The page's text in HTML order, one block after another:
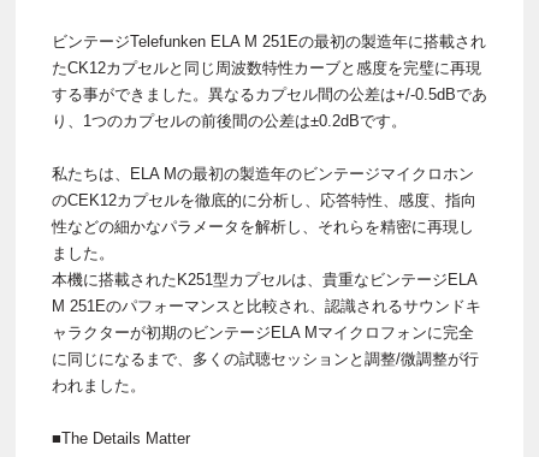
ビンテージTelefunken ELA M 251Eの最初の製造年に搭載され
たCK12カプセルと同じ周波数特性カーブと感度を完璧に再現
する事ができました。異なるカプセル間の公差は+/-0.5dBであ
り、1つのカプセルの前後間の公差は±0.2dBです。
私たちは、ELA Mの最初の製造年のビンテージマイクロホン
のCEK12カプセルを徹底的に分析し、応答特性、感度、指向
性などの細かなパラメータを解析し、それらを精密に再現し
ました。
本機に搭載されたK251型カプセルは、貴重なビンテージELA
M 251Eのパフォーマンスと比較され、認識されるサウンドキ
ャラクターが初期のビンテージELA Mマイクロフォンに完全
に同じになるまで、多くの試聴セッションと調整/微調整が行
われました。
■The Details Matter